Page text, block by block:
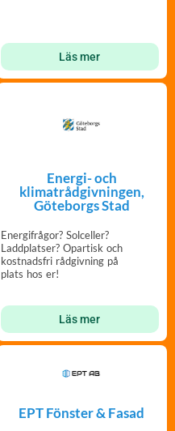
Läs mer
Energi- och
klimatrådgivningen,
Göteborgs Stad
Energifrågor? Solceller?
Laddplatser? Opartisk och
kostnadsfri rådgivning på
plats hos er!
Läs mer
EPT Fönster & Fasad